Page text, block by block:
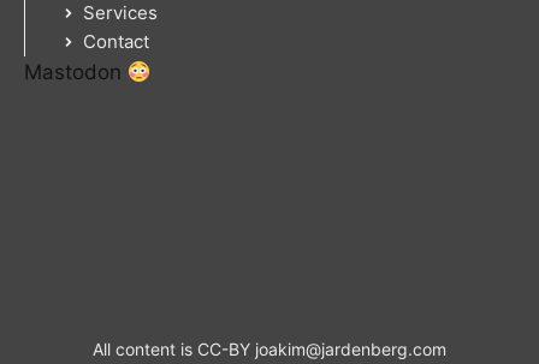
Services
Contact
Mastodon
All content is CC-BY joakim@jardenberg.com